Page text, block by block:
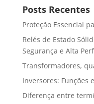
Posts Recentes
Proteção Essencial
Relés de Estado
Segurança e Alta
Transformadores,
Inversores: Funções
Diferença entre